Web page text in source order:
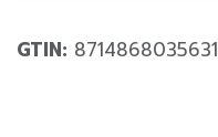
GTIN: 8714868035631